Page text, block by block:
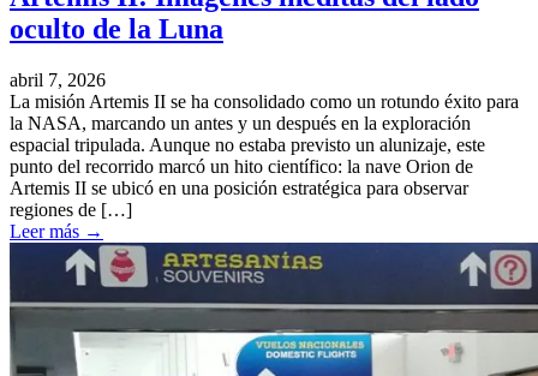
oculto de la Luna
abril 7, 2026
La misión Artemis II se ha consolidado como un rotundo éxito para
la NASA, marcando un antes y un después en la exploración
espacial tripulada. Aunque no estaba previsto un alunizaje, este
punto del recorrido marcó un hito científico: la nave Orion de
Artemis II se ubicó en una posición estratégica para observar
regiones de […]
Leer más →